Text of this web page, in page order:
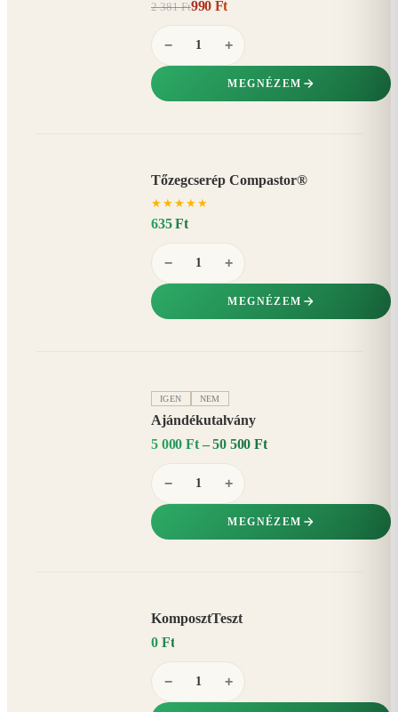
2 381 Ft990 Ft
− +
MEGNÉZEM
Tőzegcserép Compastor®
★ ★ ★ ★ ★
635 Ft
− +
MEGNÉZEM
IGEN NEM
Ajándékutalvány
5 000 Ft – 50 500 Ft
− +
MEGNÉZEM
KomposztTeszt
0 Ft
− +